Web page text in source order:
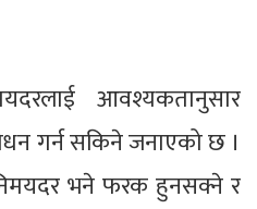
आवश्यकतानुसार
गर्न सकिने जनाएको छ ।
भने फरक हुनसक्ने र